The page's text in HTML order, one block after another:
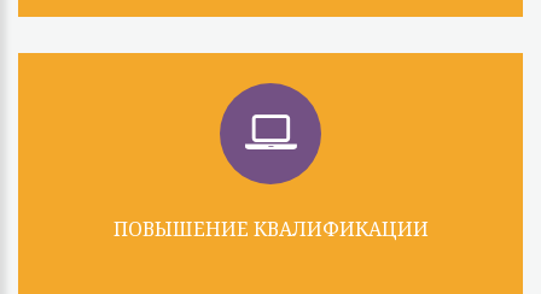
ПОВЫШЕНИЕ КВАЛИФИКАЦИИ